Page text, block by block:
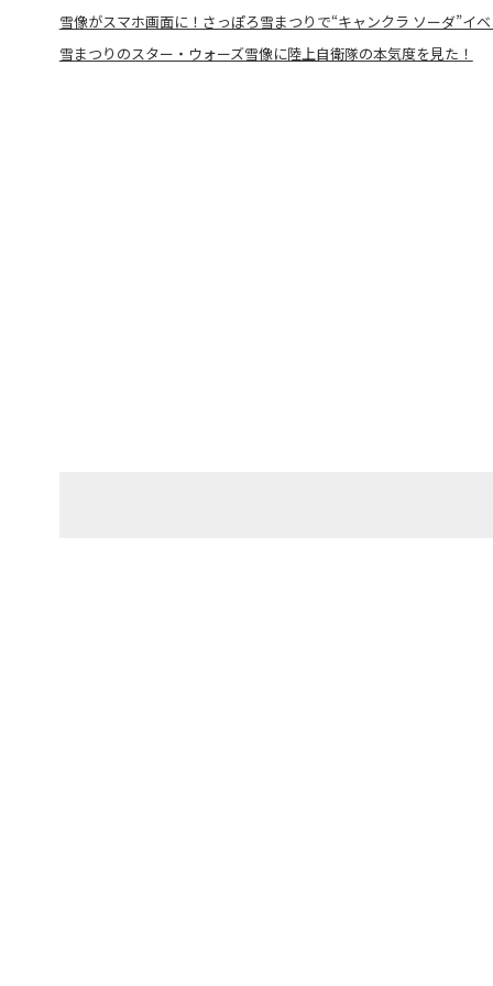
雪像がスマホ画面に！さっぽろ雪まつりで“キャンクラ ソーダ”イ
雪まつりのスター・ウォーズ雪像に陸上自衛隊の本気度を見た！